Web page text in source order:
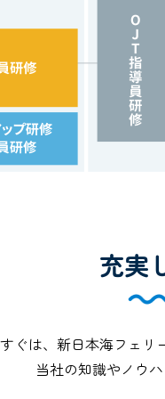
充実
ぐは、新日本海フェリ
当社の知識やノウ